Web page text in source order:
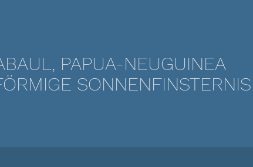
PAPUA-NEUGUINEA